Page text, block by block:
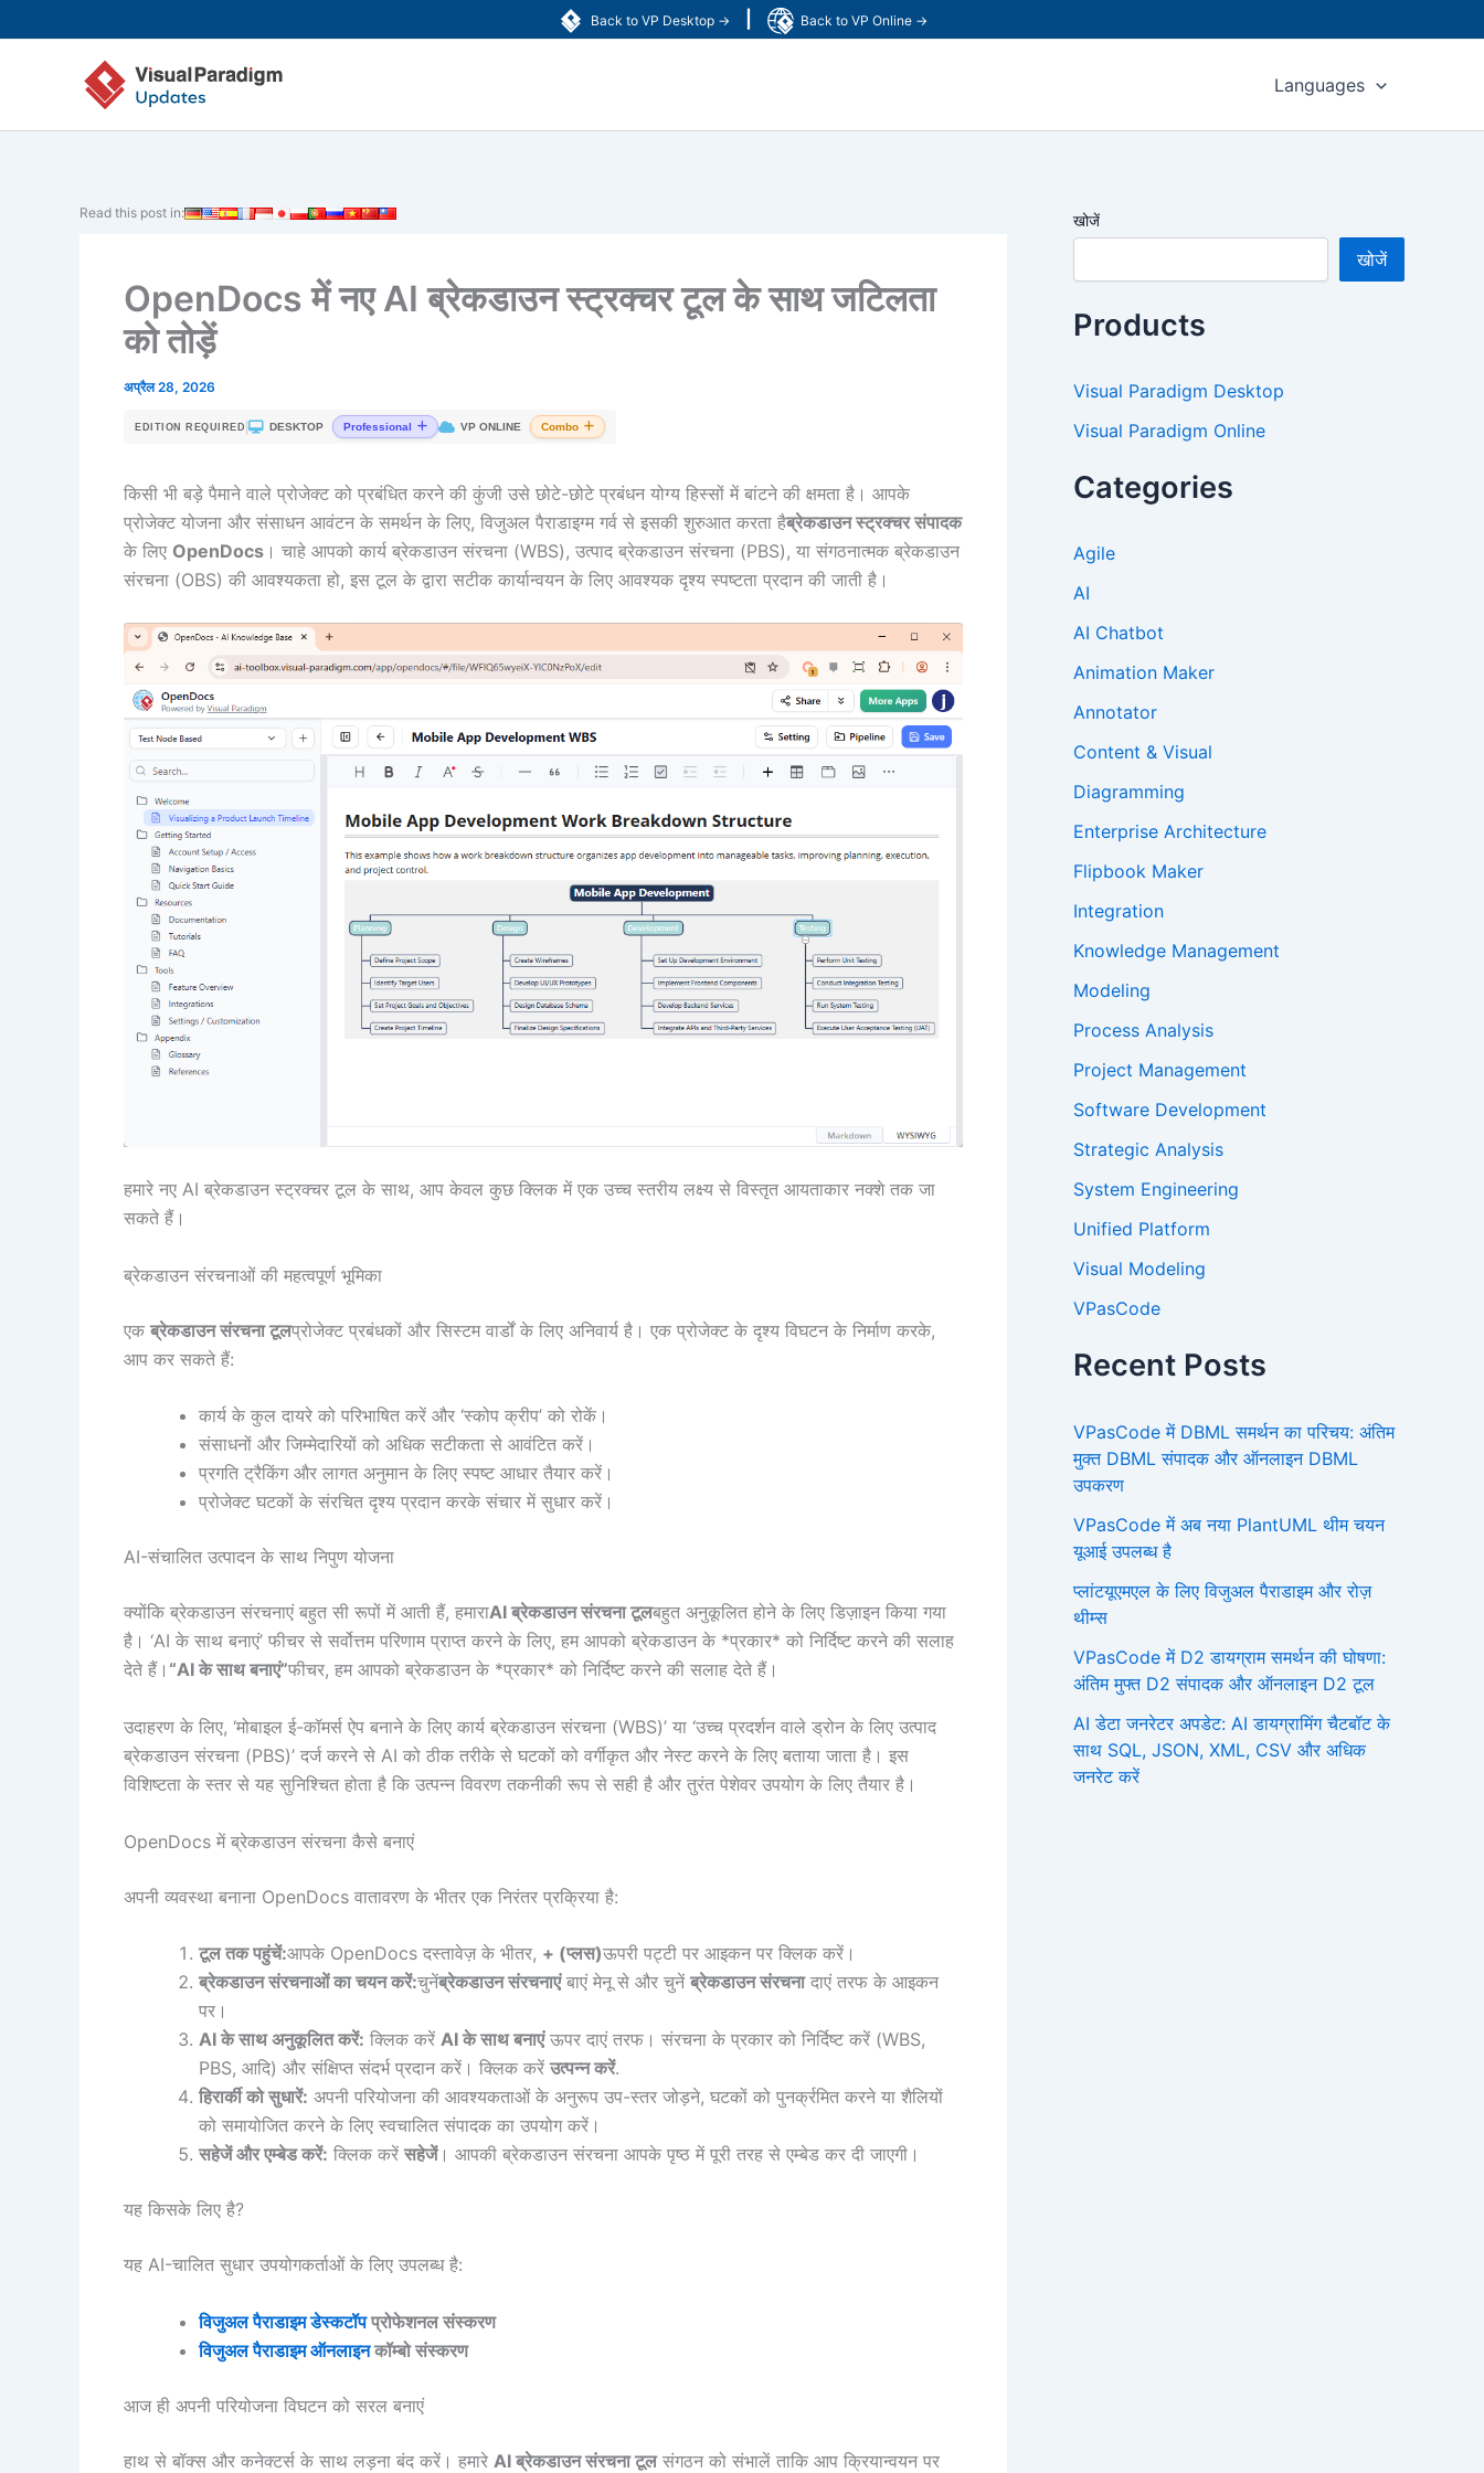
Back to VP Desktop → Back to VP Online →
to
Languages
Read this post in:
OpenDocs में नए AI ब्रेकडाउन स्ट्रक्चर टूल के साथ जटिलता
को तोड़ें
अप्रैल 28, 2026
EDITION REQUIRED DESKTOP Professional VP ONLINE Combo
किसी भी बड़े पैमाने वाले प्रोजेक्ट को प्रबंधित करने की कुंजी उसे छोटे-छोटे प्रबंधन योग्य हिस्सों में बांटने की क्षमता है। आपके
प्रोजेक्ट योजना और संसाधन आवंटन के समर्थन के लिए, विजुअल पैराडाइग्म गर्व से इसकी शुरुआत करता हैब्रेकडाउन स्ट्रक्चर संपादक
के लिए OpenDocs । चाहे आपको कार्य ब्रेकडाउन संरचना (WBS), उत्पाद ब्रेकडाउन संरचना (PBS), या संगठनात्मक ब्रेकडाउन
संरचना (OBS) की आवश्यकता हो, इस टूल के द्वारा सटीक कार्यान्वयन के लिए आवश्यक दृश्य स्पष्टता प्रदान की जाती है।
हमारे नए AI ब्रेकडाउन स्ट्रक्चर टूल के साथ, आप केवल कुछ क्लिक में एक उच्च स्तरीय लक्ष्य से विस्तृत आयताकार नक्शे तक जा
सकते हैं।
ब्रेकडाउन संरचनाओं की महत्वपूर्ण भूमिका
एक ब्रेकडाउन संरचना टूलप्रोजेक्ट प्रबंधकों और सिस्टम वार्डों के लिए अनिवार्य है। एक प्रोजेक्ट के दृश्य विघटन के निर्माण करके,
आप कर सकते हैं:
कार्य के कुल दायरे को परिभाषित करें और ‘स्कोप क्रीप’ को रोकें।
संसाधनों और जिम्मेदारियों को अधिक सटीकता से आवंटित करें।
प्रगति ट्रैकिंग और लागत अनुमान के लिए स्पष्ट आधार तैयार करें।
प्रोजेक्ट घटकों के संरचित दृश्य प्रदान करके संचार में सुधार करें।
AI-संचालित उत्पादन के साथ निपुण योजना
क्योंकि ब्रेकडाउन संरचनाएं बहुत सी रूपों में आती हैं, हमाराAI ब्रेकडाउन संरचना टूलबहुत अनुकूलित होने के लिए डिज़ाइन किया गया
है। ‘AI के साथ बनाएं’ फीचर से सर्वोत्तम परिणाम प्राप्त करने के लिए, हम आपको ब्रेकडाउन के *प्रकार* को निर्दिष्ट करने की सलाह
देते हैं। “AI के साथ बनाएं”फीचर, हम आपको ब्रेकडाउन के *प्रकार* को निर्दिष्ट करने की सलाह देते हैं।
उदाहरण के लिए, ‘मोबाइल ई-कॉमर्स ऐप बनाने के लिए कार्य ब्रेकडाउन संरचना (WBS)’ या ‘उच्च प्रदर्शन वाले ड्रोन के लिए उत्पाद
ब्रेकडाउन संरचना (PBS)’ दर्ज करने से AI को ठीक तरीके से घटकों को वर्गीकृत और नेस्ट करने के लिए बताया जाता है। इस
विशिष्टता के स्तर से यह सुनिश्चित होता है कि उत्पन्न विवरण तकनीकी रूप से सही है और तुरंत पेशेवर उपयोग के लिए तैयार है।
OpenDocs में ब्रेकडाउन संरचना कैसे बनाएं
अपनी व्यवस्था बनाना OpenDocs वातावरण के भीतर एक निरंतर प्रक्रिया है:
टूल तक पहुंचें:आपके OpenDocs दस्तावेज़ के भीतर, + (प्लस)ऊपरी पट्टी पर आइकन पर क्लिक करें।
ब्रेकडाउन संरचनाओं का चयन करें:चुनेंब्रेकडाउन संरचनाएंबाएं मेनू से और चुनें ब्रेकडाउन संरचनादाएं तरफ के आइकन
पर।
AI के साथ अनुकूलित करें: क्लिक करें AI के साथ बनाएंऊपर दाएं तरफ। संरचना के प्रकार को निर्दिष्ट करें (WBS,
PBS, आदि) और संक्षिप्त संदर्भ प्रदान करें। क्लिक करें उत्पन्न करें.
हिरार्की को सुधारें: अपनी परियोजना की आवश्यकताओं के अनुरूप उप-स्तर जोड़ने, घटकों को पुनर्क्रमित करने या शैलियों
को समायोजित करने के लिए स्वचालित संपादक का उपयोग करें।
सहेजें और एम्बेड करें: क्लिक करें सहेजें। आपकी ब्रेकडाउन संरचना आपके पृष्ठ में पूरी तरह से एम्बेड कर दी जाएगी।
यह किसके लिए है?
यह AI-चालित सुधार उपयोगकर्ताओं के लिए उपलब्ध है:
विजुअल पैराडाइम डेस्कटॉपप्रोफेशनल संस्करण
विजुअल पैराडाइम ऑनलाइनकॉम्बो संस्करण
आज ही अपनी परियोजना विघटन को सरल बनाएं
हाथ से बॉक्स और कनेक्टर्स के साथ लड़ना बंद करें। हमारे AI ब्रेकडाउन संरचना टूलसंगठन को संभालें ताकि आप क्रियान्वयन पर
खोजें
खोजें
Products
Visual Paradigm Desktop
Visual Paradigm Online
Categories
Agile
AI
AI Chatbot
Animation Maker
Annotator
Content & Visual
Diagramming
Enterprise Architecture
Flipbook Maker
Integration
Knowledge Management
Modeling
Process Analysis
Project Management
Software Development
Strategic Analysis
System Engineering
Unified Platform
Visual Modeling
VPasCode
Recent Posts
VPasCode में DBML समर्थन का परिचय: अंतिम
मुक्त DBML संपादक और ऑनलाइन DBML
उपकरण
VPasCode में अब नया PlantUML थीम चयन
यूआई उपलब्ध है
प्लांटयूएमएल के लिए विजुअल पैराडाइम और रोज़
थीम्स
VPasCode में D2 डायग्राम समर्थन की घोषणा:
अंतिम मुफ्त D2 संपादक और ऑनलाइन D2 टूल
AI डेटा जनरेटर अपडेट: AI डायग्रामिंग चैटबॉट के
साथ SQL, JSON, XML, CSV और अधिक
जनरेट करें